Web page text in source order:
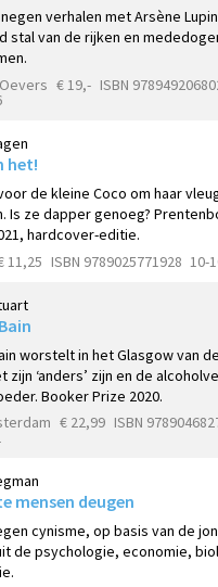
verhalen met Arsène
stal van de rijken en
€ 19,- ISBN
het!
de kleine Coco om haar
Is ze dapper genoeg?
hardcover-editie.
11,25 ISBN 9789025771928 10-
worstelt in het Glasgow van
zijn ‘anders’ zijn en de
Booker Prize 2020.
€ 22,99 ISBN
mensen deugen
cynisme, op basis van de
de psychologie, economie,